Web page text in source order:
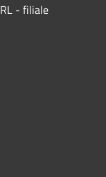
- filiale